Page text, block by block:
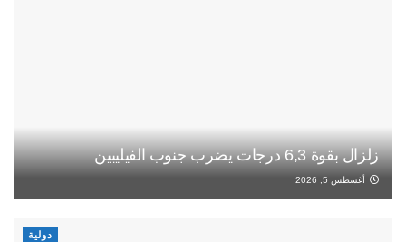
زلزال بقوة 6,3 درجات يضرب جنوب الفيليبين
أغسطس 5, 2026
دولية